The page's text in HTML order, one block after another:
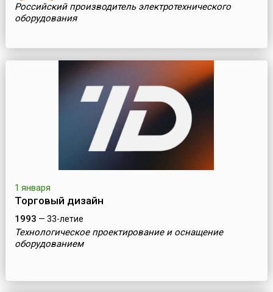
Российский производитель электротехнического
оборудования
1 января
Торговый дизайн
1993 — 33-летие
Технологическое проектирование и оснащение
оборудованием